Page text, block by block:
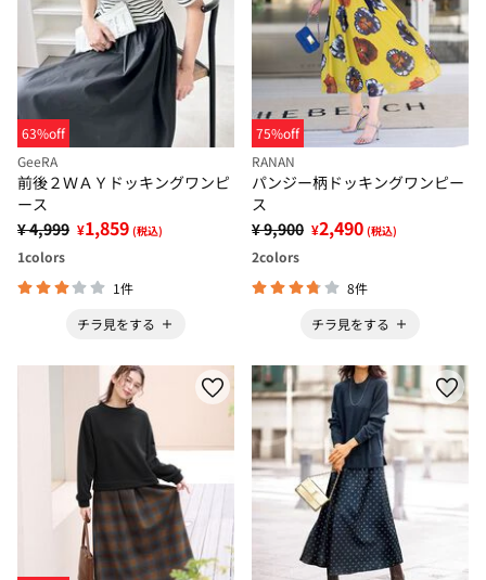
63%off
GeeRA
前後２ＷＡＹドッキングワンピ
ース
¥ 4,999 ¥1,859 (税込)
1colors
1件
チラ見をする
75%off
RANAN
パンジー柄ドッキングワンピー
ス
¥ 9,900 ¥2,490 (税込)
2colors
8件
チラ見をする